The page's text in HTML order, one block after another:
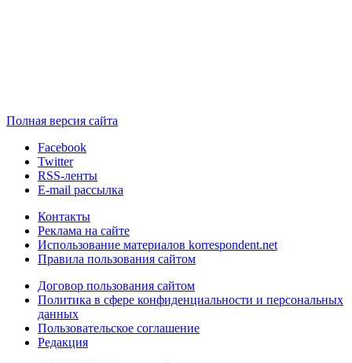
Полная версия сайта
Facebook
Twitter
RSS-ленты
E-mail рассылка
Контакты
Реклама на сайте
Использование материалов korrespondent.net
Правила пользования сайтом
Договор пользования сайтом
Политика в сфере конфиденциальности и персональных
данных
Пользовательское соглашение
Редакция